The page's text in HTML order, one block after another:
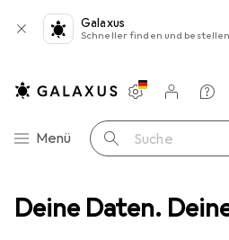
Deine Daten.
Galaxus
Schneller finden und bestellen
Navigation nach Kategorien
Menü Suche
Einstellungen
Kundenkonto
Vergleichslisten
Merklisten
Warenkorb
WC Zubehör